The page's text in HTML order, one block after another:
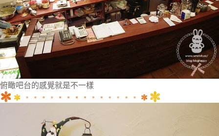
俯瞰吧台的感覺就是不一樣